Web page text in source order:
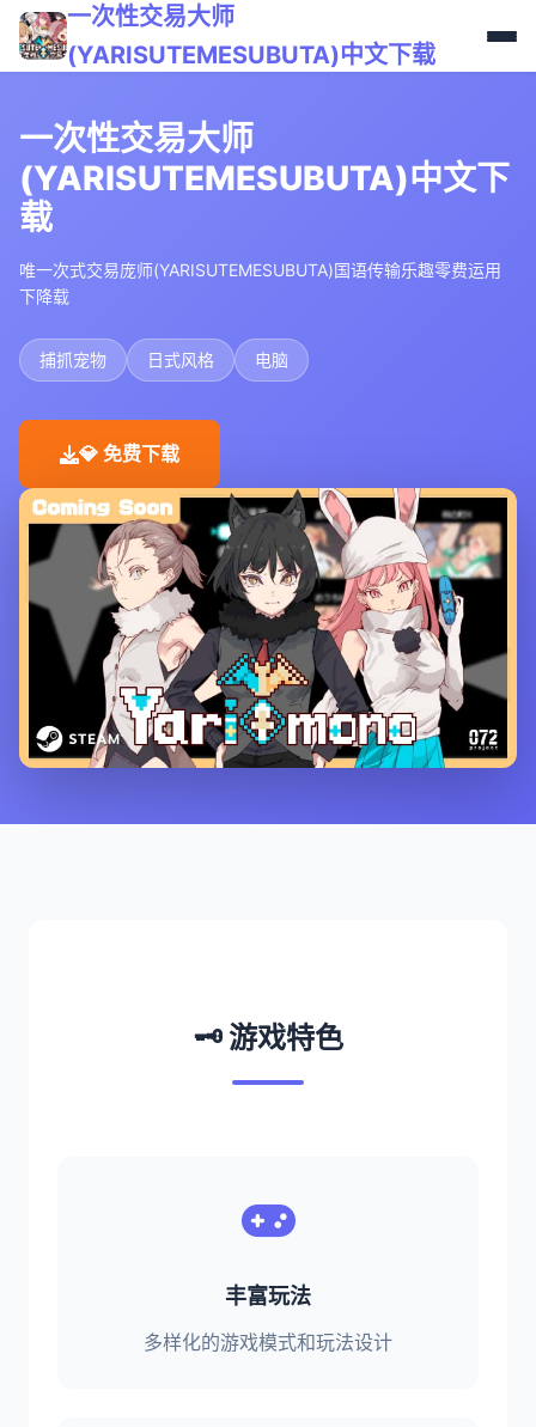
一次性交易大师
(YARISUTEMESUBUTA)中文下载
一次性交易大师
(YARISUTEMESUBUTA)中文下
载
唯一次式交易庞师(YARISUTEMESUBUTA)国语传输乐趣零费运用
下降载
捕抓宠物 日式风格 电脑
💎 免费下载
🗝️ 游戏特色
丰富玩法
多样化的游戏模式和玩法设计